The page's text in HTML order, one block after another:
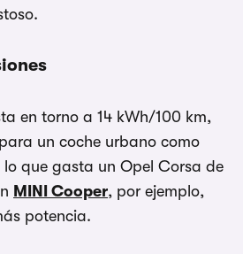
en torno a 14 kWh/100 km,
un coche urbano como
que gasta un Opel Corsa de
MINI Cooper, por ejemplo,
potencia.